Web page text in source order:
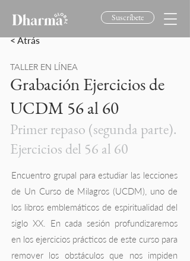
Suscríbete
< Atrás
TALLER EN LÍNEA
a8533846-3e13-47b1-af1c-9f3b919013d0
Primer repaso (segunda parte).
Ejercicios del 56 al 60
Grabación Ejercicios de
UCDM 56 al 60
Encuentro grupal para estudiar las lecciones
de Un Curso de Milagros (UCDM), uno de
los libros emblemáticos de espiritualidad del
siglo XX. En cada sesión profundizaremos
en los ejercicios prácticos de este curso para
remover los obstáculos que nos impiden